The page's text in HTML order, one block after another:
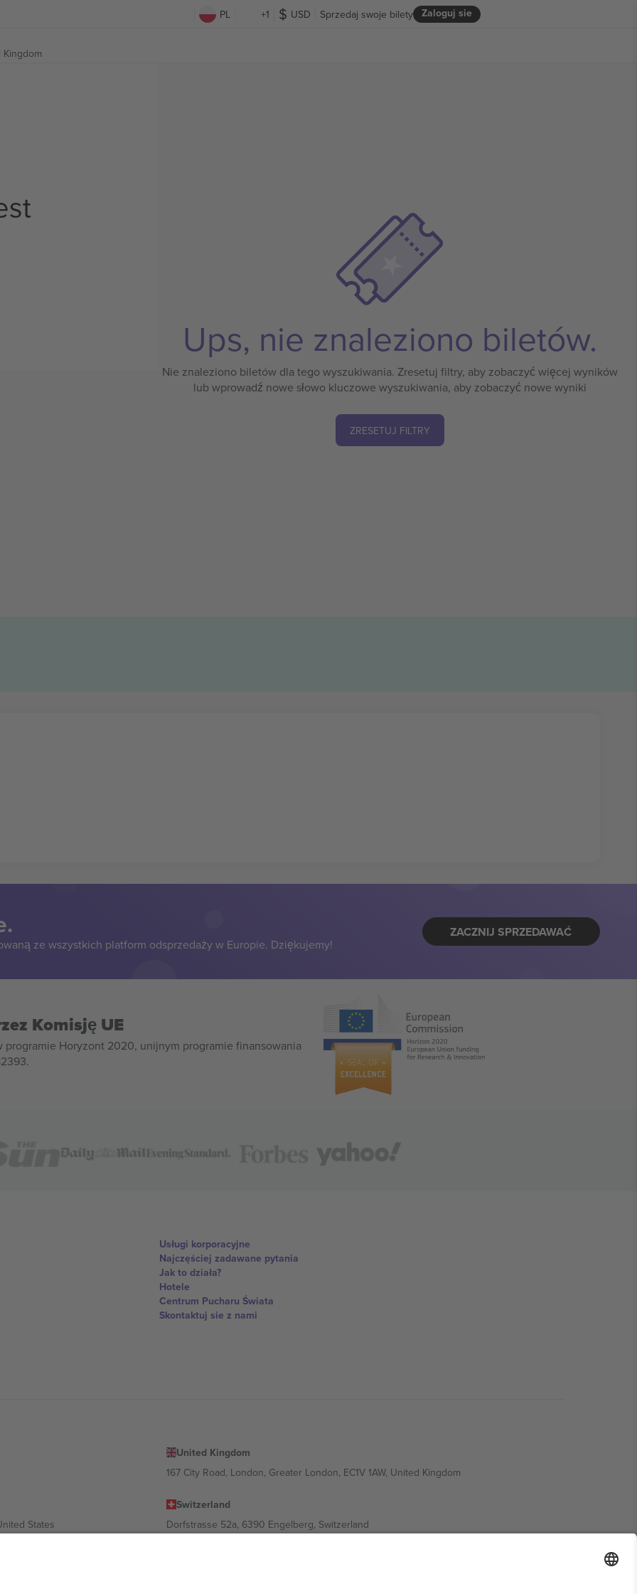
PL +1 USD Zaloguj sie
Sprzedaj swoje bilety
Ups, nie znaleziono biletów.
Nie znaleziono biletów dla tego wyszukiwania. Zresetuj filtry, aby zobaczyć więcej wyników
lub wprowadź nowe słowo kluczowe wyszukiwania, aby zobaczyć nowe wyniki
ZRESETUJ FILTRY
ze wszystkich platform odsprzedaży w Europie. Dziękujemy!
ZACZNIJ SPRZEDAWAĆ
Komisję UE
programie Horyzont 2020, unijnym programie finansowania
Usługi korporacyjne
Najczęściej zadawane pytania
Jak to działa?
Hotele
Centrum Pucharu Świata
Skontaktuj sie z nami
United Kingdom
167 City Road, London, Greater London, EC1V 1AW, United Kingdom
States
Switzerland
Dorfstrasse 52a, 6390 Engelberg, Switzerland